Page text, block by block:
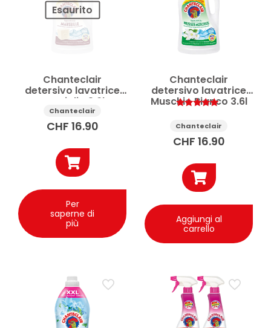
Esaurito
Chanteclair
detersivo lavatrice
Marsiglia 3.6l
Chanteclair
CHF 16.90
Per
saperne di
più
Chanteclair
detersivo lavatrice
Muschio Bianco 3.6l
su 5
Chanteclair
CHF 16.90
Aggiungi al
carrello